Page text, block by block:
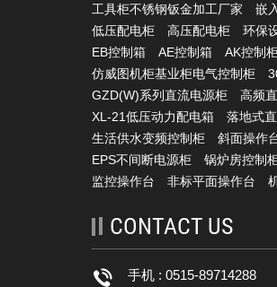
工具柜不锈钢钣金加工厂家
嵌
低压配电柜
高压配电柜 环保
EB控制箱
AE控制箱 AK控制
仿威图机柜基业柜电气控制柜
GZD(W)系列直流电源柜
高频
XL-21低压动力配电箱
落地式
生活供水变频控制柜
斜面操作
EPS不间断电源柜
锅炉房控制
监控操作台
非标平面操作台
CONTACT US
手机 : 0515-89714288